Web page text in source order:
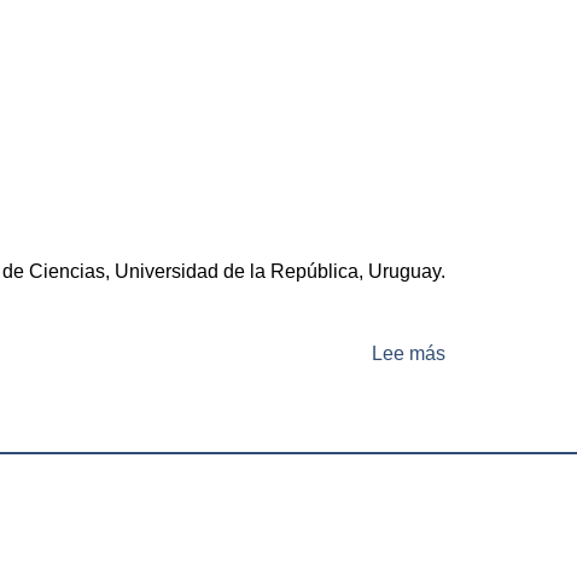
Ciencias, Universidad de la República, Uruguay.
Lee mássobre